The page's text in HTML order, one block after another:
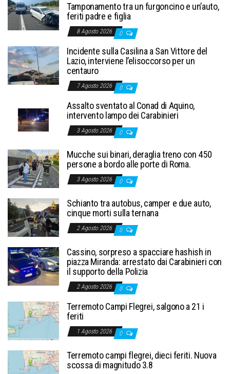
Tamponamento tra un furgoncino e un’auto,
feriti padre e figlia
8 Agosto 2026 0
Incidente sulla Casilina a San Vittore del
Lazio, interviene l’elisoccorso per un
centauro
7 Agosto 2026 0
Assalto sventato al Conad di Aquino,
intervento lampo dei Carabinieri
3 Agosto 2026 0
Mucche sui binari, deraglia treno con 450
persone a bordo alle porte di Roma.
3 Agosto 2026 0
Schianto tra autobus, camper e due auto,
cinque morti sulla ternana
2 Agosto 2026 0
Cassino, sorpreso a spacciare hashish in
piazza Miranda: arrestato dai Carabinieri con
il supporto della Polizia
2 Agosto 2026 0
Terremoto Campi Flegrei, salgono a 21 i
feriti
1 Agosto 2026 0
Terremoto campi flegrei, dieci feriti. Nuova
scossa di magnitudo 3.8